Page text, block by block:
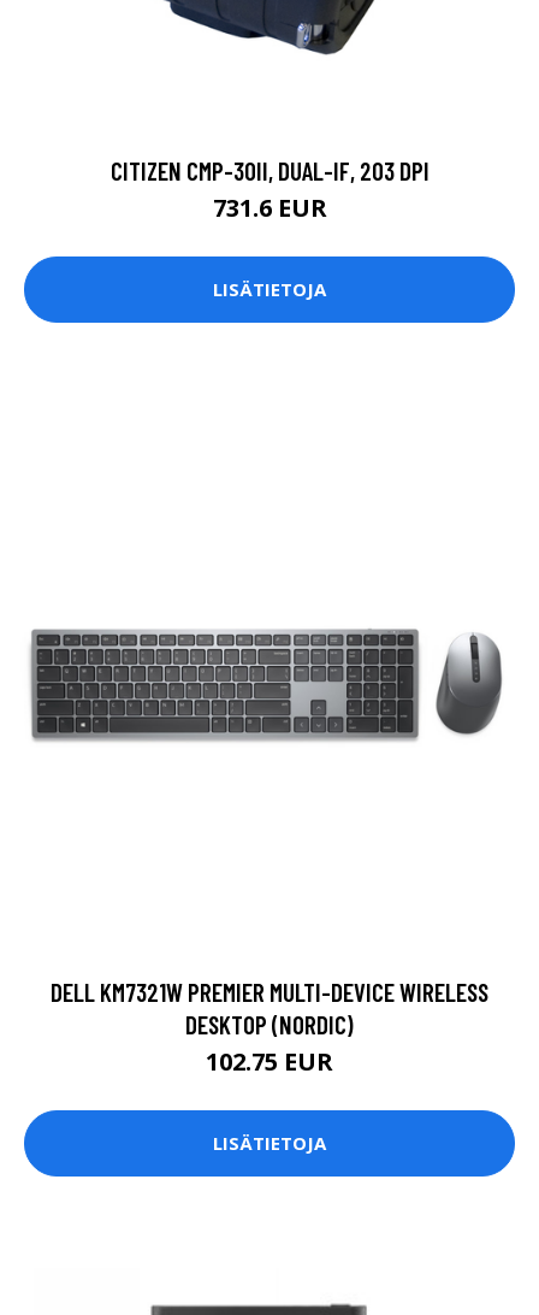
CITIZEN CMP-30II, DUAL-IF, 203 DPI
731.6 EUR
LISÄTIETOJA
DELL KM7321W PREMIER MULTI-DEVICE WIRELESS
DESKTOP (NORDIC)
102.75 EUR
LISÄTIETOJA